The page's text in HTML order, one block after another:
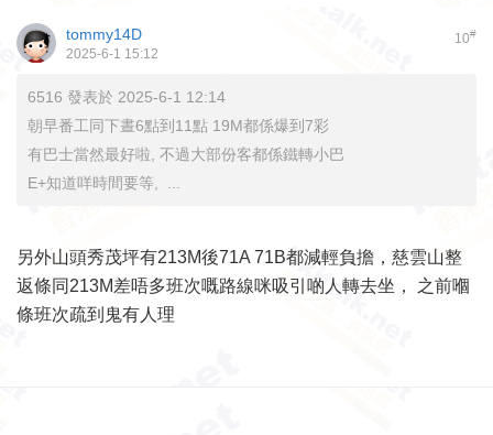
10#
tommy14D
2025-6-1 15:12
6516 發表於 2025-6-1 12:14
朝早番工同下晝6點到11點 19M都係爆到7彩
有巴士當然最好啦, 不過大部份客都係鐵轉小巴
E+知道咩時間要等, ...
另外山頭秀茂坪有213M後71A 71B都減輕負擔，慈雲山整
返條同213M差唔多班次嘅路線咪吸引啲人轉去坐， 之前嗰
條班次疏到鬼有人理